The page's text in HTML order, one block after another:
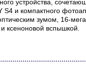
устройства,
и компактного
зумом, 16-
ксеноновой вспышкой.